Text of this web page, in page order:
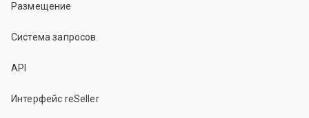
Размещение
Система запросов
API
Интерфейс reSeller